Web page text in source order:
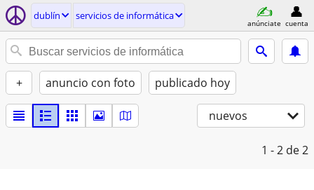
dublí­n servicios de informática
anúnciate cuenta
+ anuncio con foto publicado hoy
nuevos
1 - 2 de 2